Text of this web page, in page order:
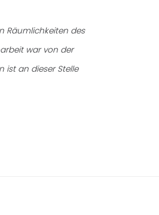
Räumlichkeiten des
war von der
ist an dieser Stelle